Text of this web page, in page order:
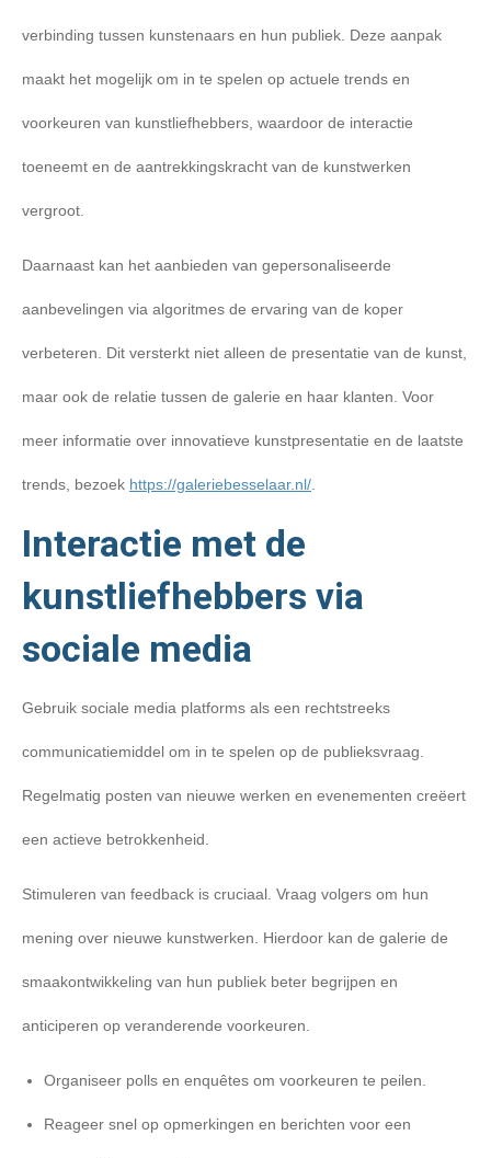
verbinding tussen kunstenaars en hun publiek. Deze aanpak
maakt het mogelijk om in te spelen op actuele trends en
voorkeuren van kunstliefhebbers, waardoor de interactie
toeneemt en de aantrekkingskracht van de kunstwerken
vergroot.
Daarnaast kan het aanbieden van gepersonaliseerde
aanbevelingen via algoritmes de ervaring van de koper
verbeteren. Dit versterkt niet alleen de presentatie van de kunst,
maar ook de relatie tussen de galerie en haar klanten. Voor
meer informatie over innovatieve kunstpresentatie en de laatste
trends, bezoek https://galeriebesselaar.nl/
Interactie met de
kunstliefhebbers via
sociale media
Gebruik sociale media platforms als een rechtstreeks
communicatiemiddel om in te spelen op de publieksvraag.
Regelmatig posten van nieuwe werken en evenementen creëert
een actieve betrokkenheid.
Stimuleren van feedback is cruciaal. Vraag volgers om hun
mening over nieuwe kunstwerken. Hierdoor kan de galerie de
smaakontwikkeling van hun publiek beter begrijpen en
anticiperen op veranderende voorkeuren.
Organiseer polls en enquêtes om voorkeuren te peilen.
Reageer snel op opmerkingen en berichten voor een